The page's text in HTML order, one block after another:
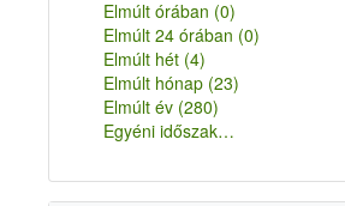
Elmúlt órában (0)
Elmúlt 24 órában (0)
Elmúlt hét (4)
Elmúlt hónap (23)
Elmúlt év (280)
Egyéni időszak…